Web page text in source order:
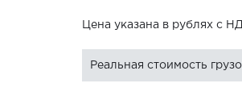
Цена указана в рублях с
Реальная стоимость